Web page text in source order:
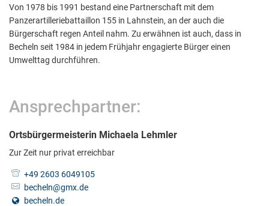
Von 1978 bis 1991 bestand eine Partnerschaft mit dem
Panzerartilleriebattaillon 155 in Lahnstein, an der auch die
Bürgerschaft regen Anteil nahm. Zu erwähnen ist auch, dass in
Becheln seit 1984 in jedem Frühjahr engagierte Bürger einen
Umwelttag durchführen.
Ansprechpartner:
Ortsbürgermeisterin Michaela Lehmler
Zur Zeit nur privat erreichbar
+49 2603 6049105
becheln@gmx.de
becheln.de